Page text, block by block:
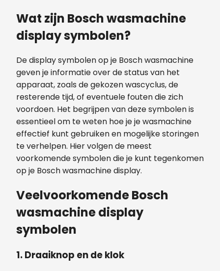
Wat zijn Bosch wasmachine
display symbolen?
De display symbolen op je Bosch wasmachine
geven je informatie over de status van het
apparaat, zoals de gekozen wascyclus, de
resterende tijd, of eventuele fouten die zich
voordoen. Het begrijpen van deze symbolen is
essentieel om te weten hoe je je wasmachine
effectief kunt gebruiken en mogelijke storingen
te verhelpen. Hier volgen de meest
voorkomende symbolen die je kunt tegenkomen
op je Bosch wasmachine display.
Veelvoorkomende Bosch
wasmachine display
symbolen
1.Draaiknop en de klok